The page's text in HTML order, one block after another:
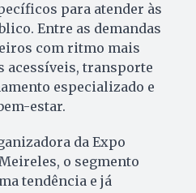
para atender às
Entre as demandas
com ritmo mais
acessíveis, transporte
especializado e
estar.
da Expo
o segmento
tendência e já